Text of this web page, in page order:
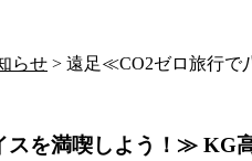
らせ > 遠足≪CO2ゼロ旅行で
を満喫しよう！≫ KG